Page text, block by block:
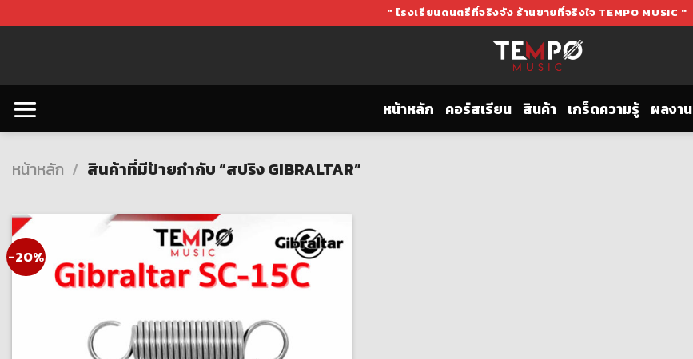
to
" โรงเรียนดนตรีที่จริงจัง ร้านขายที่จริงใจ TEMPO MUSIC "
หน้าหลัก คอร์สเรียน สินค้า เกร็ดความรู้ ผลงาน
หน้าหลัก / สินค้าที่มีป้ายกำกับ “สปริง GIBRALTAR”
-20%